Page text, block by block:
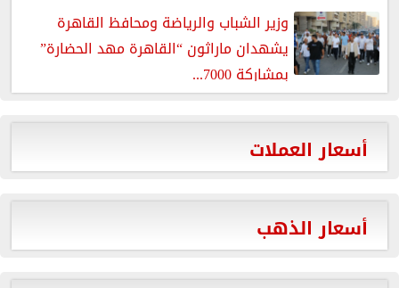
وزير الشباب والرياضة ومحافظ القاهرة
يشهدان ماراثون “القاهرة مهد الحضارة”
بمشاركة 7000...
أسعار العملات
أسعار الذهب